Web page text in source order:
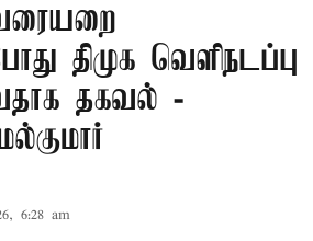
திமுக வெளிநடப்பு
தகவல் -
6:28 am